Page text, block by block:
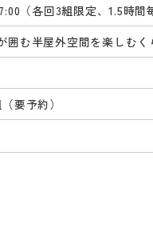
（各回3組限定、1.5時間
囲む半屋外空間を楽しむく
要予約）